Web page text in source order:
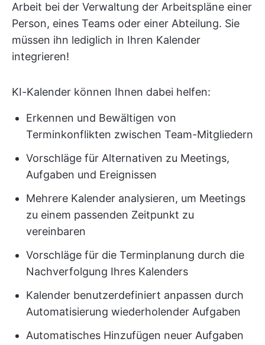
Arbeit bei der Verwaltung der Arbeitspläne einer
Person, eines Teams oder einer Abteilung. Sie
müssen ihn lediglich in Ihren Kalender
integrieren!
KI-Kalender können Ihnen dabei helfen:
Erkennen und Bewältigen von
Terminkonflikten zwischen Team-Mitgliedern
Vorschläge für Alternativen zu Meetings,
Aufgaben und Ereignissen
Mehrere Kalender analysieren, um Meetings
zu einem passenden Zeitpunkt zu
vereinbaren
Vorschläge für die Terminplanung durch die
Nachverfolgung Ihres Kalenders
Kalender benutzerdefiniert anpassen durch
Automatisierung wiederholender Aufgaben
Automatisches Hinzufügen neuer Aufgaben